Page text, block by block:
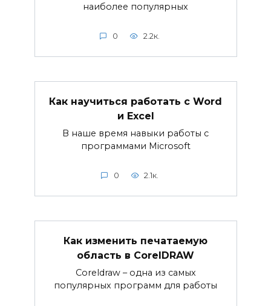
наиболее популярных
0 2.2к.
Как научиться работать с Word
и Excel
В наше время навыки работы с
программами Microsoft
0 2.1к.
Как изменить печатаемую
область в CorelDRAW
Coreldraw – одна из самых
популярных программ для работы